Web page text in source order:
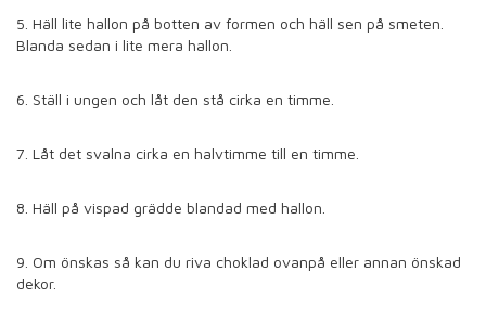
5. Häll lite hallon på botten av formen och häll sen på smeten.
Blanda sedan i lite mera hallon.
6. Ställ i ungen och låt den stå cirka en timme.
7. Låt det svalna cirka en halvtimme till en timme.
8. Häll på vispad grädde blandad med hallon.
9. Om önskas så kan du riva choklad ovanpå eller annan önskad
dekor.